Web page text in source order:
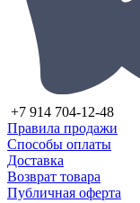
+7 914 704-12-48
Правила продажи
Способы оплаты
Доставка
Возврат товара
Публичная оферта